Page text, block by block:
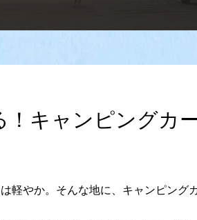
キャンピングカ
軽やか。そんな地に、キャンピング